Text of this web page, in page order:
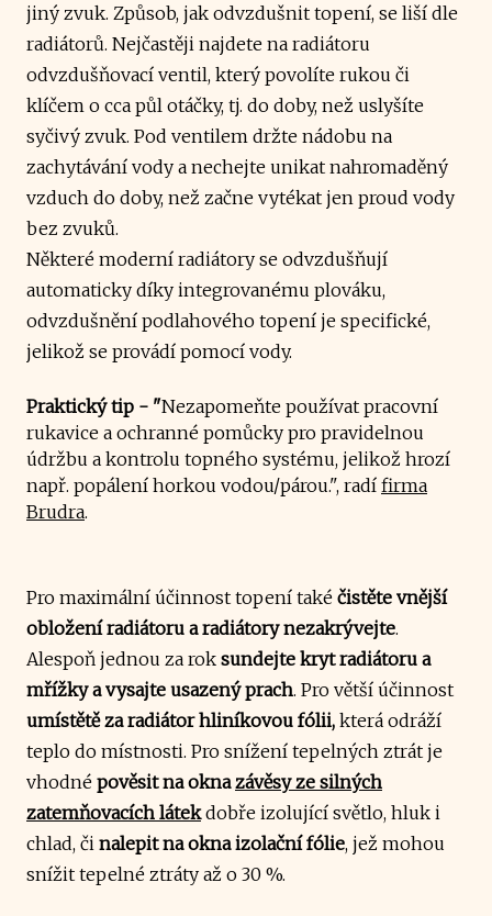
jiný zvuk. Způsob, jak odvzdušnit topení, se liší dle
radiátorů. Nejčastěji najdete na radiátoru
odvzdušňovací ventil, který povolíte rukou či
klíčem o cca půl otáčky, tj. do doby, než uslyšíte
syčivý zvuk. Pod ventilem držte nádobu na
zachytávání vody a nechejte unikat nahromaděný
vzduch do doby, než začne vytékat jen proud vody
bez zvuků.
Některé moderní radiátory se odvzdušňují
automaticky díky integrovanému plováku,
odvzdušnění podlahového topení je specifické,
jelikož se provádí pomocí vody.
Praktický tip - "Nezapomeňte používat pracovní
rukavice a ochranné pomůcky pro pravidelnou
údržbu a kontrolu topného systému, jelikož hrozí
např. popálení horkou vodou/párou.", radí firma
Brudra.
Pro maximální účinnost topení také čistěte vnější
obložení radiátoru a radiátory nezakrývejte.
Alespoň jednou za rok sundejte kryt radiátoru a
mřížky a vysajte usazený prach. Pro větší účinnost
umístětě za radiátor hliníkovou fólii, která odráží
teplo do místnosti. Pro snížení tepelných ztrát je
vhodné pověsit na oknazávěsy ze silných
zatemňovacích látekdobře izolující světlo, hluk i
chlad, či nalepit na okna izolační fólie, jež mohou
snížit tepelné ztráty až o 30 %.